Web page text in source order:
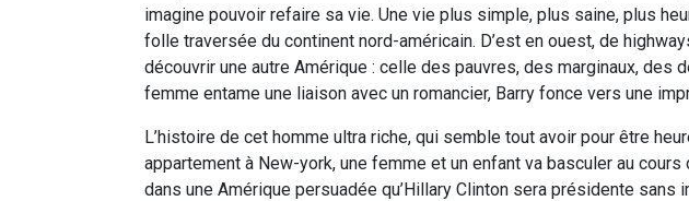
imagine pouvoir refaire sa vie. Une vie plus simple, plus saine, plus
folle traversée du continent nord-américain. D’est en ouest, de
découvrir une autre Amérique : celle des pauvres, des marginaux, des
femme entame une liaison avec un romancier, Barry fonce vers une
L’histoire de cet homme ultra riche, qui semble tout avoir pour être
appartement à New-york, une femme et un enfant va basculer au cours
dans une Amérique persuadée qu’Hillary Clinton sera présidente sans